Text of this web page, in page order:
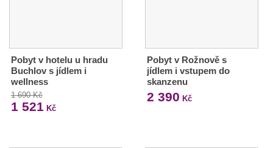
Pobyt v hotelu u hradu
Buchlov s jídlem i
wellness
1 690 Kč
1 521 Kč
Pobyt v Rožnově s
jídlem i vstupem do
skanzenu
2 390 Kč